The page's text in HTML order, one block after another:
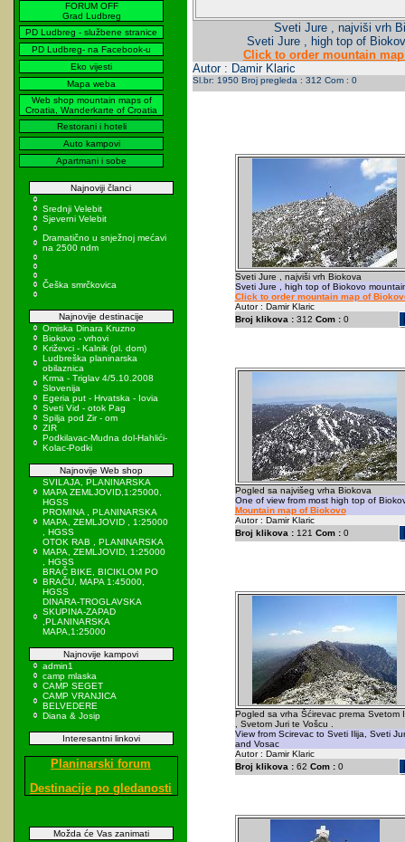
FORUM OFF
Grad Ludbreg
PD Ludbreg - službene stranice
PD Ludbreg- na Facebook-u
Eko vijesti
Mapa weba
Web shop mountain maps of
Croatia, Wanderkarte of Croatia
Restorani i hoteli
Auto kampovi
Apartmani i sobe
Najnoviji članci
Srednji Velebit
Sjeverni Velebit
Dramatično u snježnoj mećavi
na 2500 ndm
Češka smrčkovica
Najnovije destinacije
Omiska Dinara Kruzno
Biokovo - vrhovi
Križevci - Kalnik (pl. dom)
Ludbreška planinarska
obilaznica
Krma - Triglav 4/5.10.2008
Slovenija
Egeria put - Hrvatska - Iovia
Sveti Vid - otok Pag
Spilja pod Zir - om
ZIR
Podkilavac-Mudna dol-Hahlići-
Kolac-Podki
Najnovije Web shop
SVILAJA, PLANINARSKA
MAPA ZEMLJOVID,1:25000,
HGSS
PROMINA , PLANINARSKA
MAPA, ZEMLJOVID , 1:25000
, HGSS
OTOK RAB , PLANINARSKA
MAPA, ZEMLJOVID, 1:25000
, HGSS
BRAČ BIKE, BICIKLOM PO
BRAČU, MAPA 1:45000,
HGSS
DINARA-TROGLAVSKA
SKUPINA-ZAPAD
,PLANINARSKA
MAPA,1:25000
Najnovije kampovi
admin1
camp mlaska
CAMP SEGET
CAMP VRANJICA
BELVEDERE
Diana & Josip
Interesantni linkovi
Planinarski forum
Destinacije po gledanosti
Možda će Vas zanimati
Sveti Jure , najviši vrh
Sveti Jure , high top of
Click to order mountain
Autor : Damir Klaric
Sl.br: 1950 Broj pregleda : 312 Com : 0
Sveti Jure , najviši vrh Biokova
Sveti Jure , high top of Biokovo
Click to order mountain map of
Autor : Damir Klaric
Broj klikova :312 Com :0
Pogled sa najvišeg vrha Biokova
One of view from most high top of
Mountain map of Biokovo
Autor : Damir Klaric
Broj klikova :121 Com :0
Pogled sa vrha Šćirevac prema Svetom
, Svetom Juri te Vošcu .
View from Scirevac to Sveti Ilija, Sveti
and Vosac
Autor : Damir Klaric
Broj klikova :62 Com :0